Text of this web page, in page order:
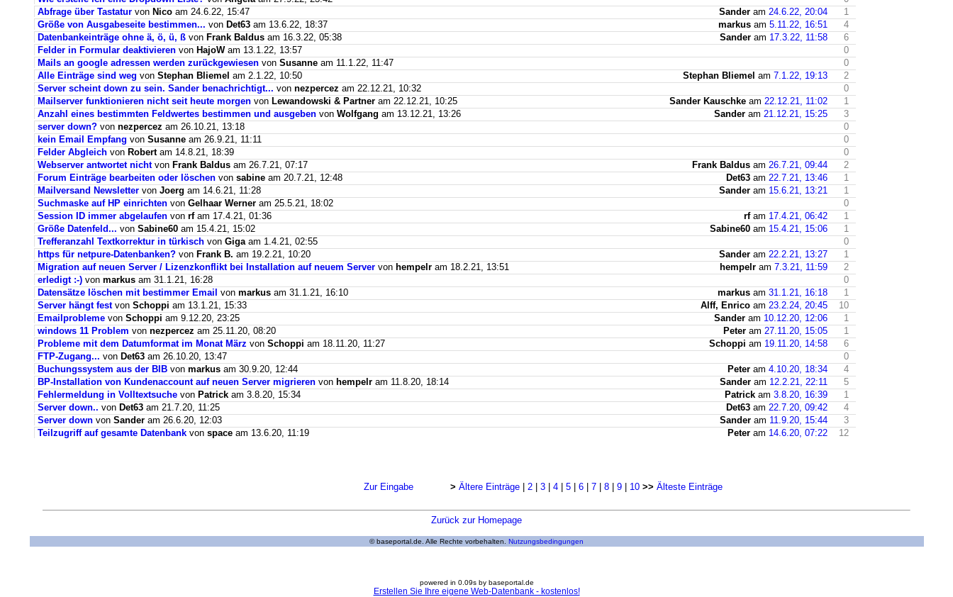
Abfrage über Tastatur von Nico am 24.6.22, 15:47 Sander am 24.6.22, 20:04
1
Größe von Ausgabeseite bestimmen... von Det63 am 13.6.22, 18:37 markus am 5.11.22, 16:51
4
Datenbankeinträge ohne ä, ö, ü, ß von Frank Baldus am 16.3.22, 05:38 Sander am 17.3.22, 11:58
6
Felder in Formular deaktivieren von HajoWam 13.1.22, 13:57
0
Mails an google adressen werden zurückgewiesen von Susanne am 11.1.22, 11:47
0
Alle Einträge sind weg von Stephan Bliemel am 2.1.22, 10:50 Stephan Bliemel am 7.1.22, 19:13
2
Server scheint down zu sein. Sander benachrichtigt... von nezpercez am 22.12.21, 10:32
0
Mailserver funktionieren nicht seit heute morgen von Lewandowski & Partner am 22.12.21, 10:25 Sander Kauschke am 22.12.21, 11:02
1
Anzahl eines bestimmten Feldwertes bestimmen und ausgeben von Wolfgang am 13.12.21, 13:26 Sander am 21.12.21, 15:25
3
server down? von nezpercez am 26.10.21, 13:18
0
kein Email Empfang von Susanne am 26.9.21, 11:11
0
Felder Abgleich von Robertam 14.8.21, 18:39
0
Webserver antwortet nichtvon Frank Baldus am 26.7.21, 07:17 Frank Baldus am 26.7.21, 09:44
2
Forum Einträge bearbeiten oder löschen von sabine am 20.7.21, 12:48 Det63 am 22.7.21, 13:46
1
Mailversand Newsletter von Joerg am 14.6.21, 11:28 Sander am 15.6.21, 13:21
1
Suchmaske auf HP einrichten von Gelhaar Werner am 25.5.21, 18:02
0
Session ID immer abgelaufen von rfam 17.4.21, 01:36 rfam 17.4.21, 06:42
1
Größe Datenfeld... von Sabine60 am 15.4.21, 15:02 Sabine60 am 15.4.21, 15:06
1
Trefferanzahl Textkorrektur in türkisch von Gigaam 1.4.21, 02:55
0
https für netpure-Datenbanken? von Frank B. am 19.2.21, 10:20 Sander am 22.2.21, 13:27
1
Migration auf neuen Server / Lizenzkonflikt bei Installation auf neuem Server von hempelr am 18.2.21, 13:51 hempelr am 7.3.21, 11:59
2
erledigt :-) von markus am 31.1.21, 16:28
0
Datensätze löschen mit bestimmer Email von markus am 31.1.21, 16:10 markus am 31.1.21, 16:18
1
Server hängt festvon Schoppi am 13.1.21, 15:33 Alff, Enrico am 23.2.24, 20:45
10
Emailprobleme von Schoppi am 9.12.20, 23:25 Sander am 10.12.20, 12:06
1
windows 11 Problem von nezpercez am 25.11.20, 08:20 Peter am 27.11.20, 15:05
1
Probleme mit dem Datumformat im Monat März von Schoppi am 18.11.20, 11:27 Schoppi am 19.11.20, 14:58
6
FTP-Zugang... von Det63 am 26.10.20, 13:47
0
Buchungssystem aus der BIB von markus am 30.9.20, 12:44 Peter am 4.10.20, 18:34
4
BP-Installation von Kundenaccount auf neuen Server migrieren von hempelr am 11.8.20, 18:14 Sander am 12.2.21, 22:11
5
Fehlermeldung in Volltextsuche von Patrick am 3.8.20, 15:34 Patrick am 3.8.20, 16:39
1
Server down.. von Det63 am 21.7.20, 11:25 Det63 am 22.7.20, 09:42
4
Server down von Sander am 26.6.20, 12:03 Sander am 11.9.20, 15:44
3
Teilzugriff auf gesamte Datenbank von space am 13.6.20, 11:19 Peter am 14.6.20, 07:22 12
Zur Eingabe > Ältere Einträge 2 3 4 5 6 7 8 9 10 >> Älteste Einträge
Zurück zur Homepage
© baseportal.de. Alle Rechte vorbehalten. Nutzungsbedingungen
powered in 0.09s by baseportal.de
Erstellen Sie Ihre eigene Web-Datenbank - kostenlos!